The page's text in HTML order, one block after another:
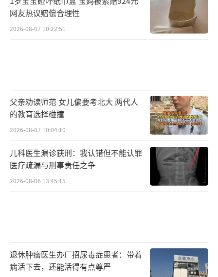
网友热议赔偿合理性
2026-08-07 10:22:51
父亲劝读师范 女儿偏要考北大 两代人
的教育选择碰撞
2026-08-07 10:04:10
儿科医生漏诊获刑：我认错但不能认罪
医疗疏漏与刑事责任之争
2026-08-06 13:45:15
退休肿瘤医生办厂招尿毒症患者：带着
病活下去，还能活得有点尊严